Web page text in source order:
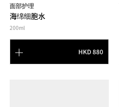
面部护理
海绵细胞水
200ml
HKD 880